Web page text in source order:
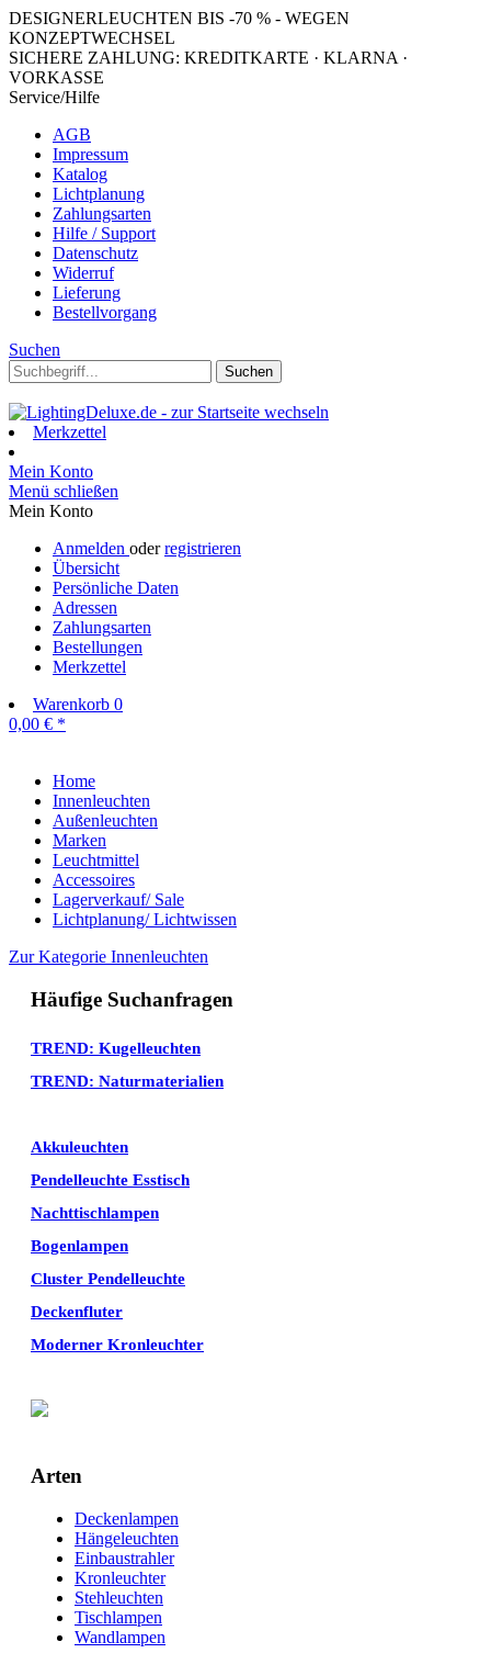
DESIGNERLEUCHTEN BIS -70 % - WEGEN
KONZEPTWECHSEL
SICHERE ZAHLUNG: KREDITKARTE · KLARNA ·
VORKASSE
Service/Hilfe
AGB
Impressum
Katalog
Lichtplanung
Zahlungsarten
Hilfe / Support
Datenschutz
Widerruf
Lieferung
Bestellvorgang
Suchen
Suchen
Merkzettel
Mein Konto
Menü schließen
Mein Konto
Anmelden oderregistrieren
Übersicht
Persönliche Daten
Adressen
Zahlungsarten
Bestellungen
Merkzettel
Warenkorb 0
0,00 € *
Home
Innenleuchten
Außenleuchten
Marken
Leuchtmittel
Accessoires
Lagerverkauf/ Sale
Lichtplanung/ Lichtwissen
Zur Kategorie Innenleuchten
Häufige Suchanfragen
TREND: Kugelleuchten
TREND: Naturmaterialien
Akkuleuchten
Pendelleuchte Esstisch
Nachttischlampen
Bogenlampen
Cluster Pendelleuchte
Deckenfluter
Moderner Kronleuchter
Arten
Deckenlampen
Hängeleuchten
Einbaustrahler
Kronleuchter
Stehleuchten
Tischlampen
Wandlampen